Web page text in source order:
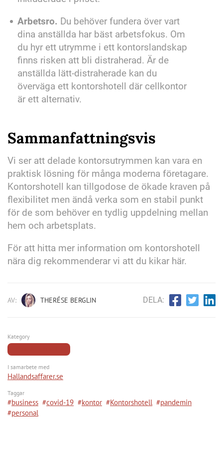
Arbetsro. Du behöver fundera över vart
dina anställda har bäst arbetsfokus. Om
du hyr ett utrymme i ett kontorslandskap
finns risken att bli distraherad. Är de
anställda lätt-distraherade kan du
överväga ett kontorshotell där cellkontor
är ett alternativ.
Sammanfattningsvis
Vi ser att delade kontorsutrymmen kan vara en
praktisk lösning för många moderna företagare.
Kontorshotell kan tillgodose de ökade kraven på
flexibilitet men ändå verka som en stabil punkt
för de som behöver en tydlig uppdelning mellan
hem och arbetsplats.
För att hitta mer information om kontorshotell
nära dig rekommenderar vi att du kikar här.
AV: THERÉSE BERGLIN DELA:
Kategory
I samarbete med
Hallandsaffarer.se
Taggar
business covid-19 kontor Kontorshotell
pandemin
personal